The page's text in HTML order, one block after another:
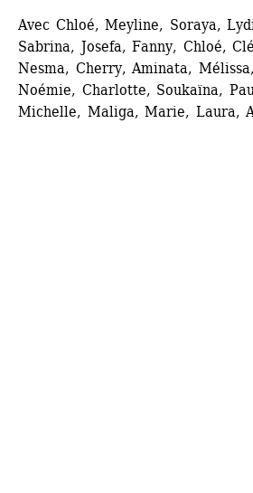
Avec Chloé, Meyline, Soraya,
Sabrina, Josefa, Fanny, Chloé,
Nesma, Cherry, Aminata,
Noémie, Charlotte, Soukaïna,
Michelle, Maliga, Marie, Laura,